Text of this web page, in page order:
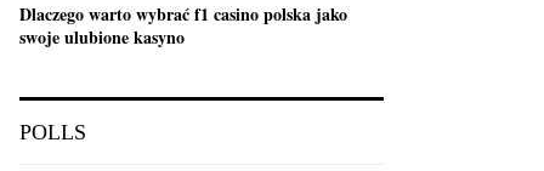
Dlaczego warto wybrać f1 casino polska jako
swoje ulubione kasyno
POLLS